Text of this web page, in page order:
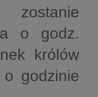
o godz.
królów
godzinie